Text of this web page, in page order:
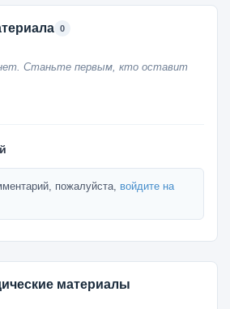
0
Станьте первым, кто оставит
пожалуйста, войдите на
материалы